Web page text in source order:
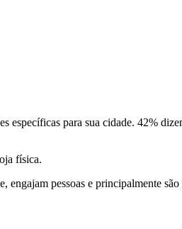
específicas para sua cidade. 42%
física.
pessoas e principalmente